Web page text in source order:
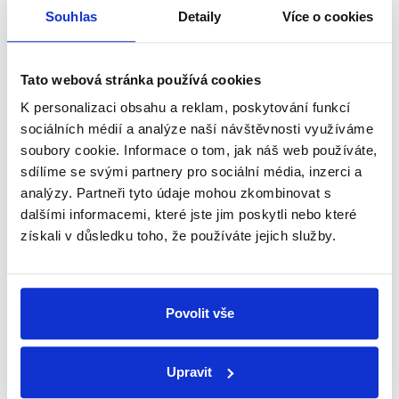
Souhlas Detaily Více o cookies
Tato webová stránka používá cookies
K personalizaci obsahu a reklam, poskytování funkcí
sociálních médií a analýze naší návštěvnosti využíváme
soubory cookie. Informace o tom, jak náš web používáte,
sdílíme se svými partnery pro sociální média, inzerci a
analýzy. Partneři tyto údaje mohou zkombinovat s
dalšími informacemi, které jste jim poskytli nebo které
získali v důsledku toho, že používáte jejich služby.
Povolit vše
Upravit
přehled o tom, jaké dezinformace a
nepravdy se zrovna v Česku šíří.
Sociální sítě
Nenechte si ujít nejnovější události
příspěvků přátelům podpoříte naši